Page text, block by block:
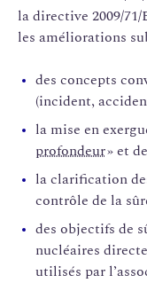
la directive 2009/
les améliorations
des concepts
(incident,
la mise en
profondeur» et
la clarification
contrôle de la
des objectifs de
nucléaires
utilisés par